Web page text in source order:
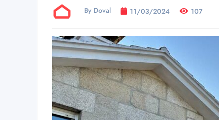
By Doval 11/03/2024 107